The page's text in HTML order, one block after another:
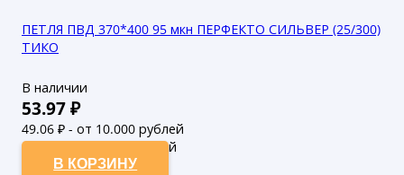
ПЕТЛЯ ПВД 370*400 95 мкн ПЕРФЕКТО СИЛЬВЕР (25/300)
ТИКО
В наличии
53.97₽
49.06 ₽ - от 10.000 рублей
44.6₽ - от 50.000 рублей
В КОРЗИНУ